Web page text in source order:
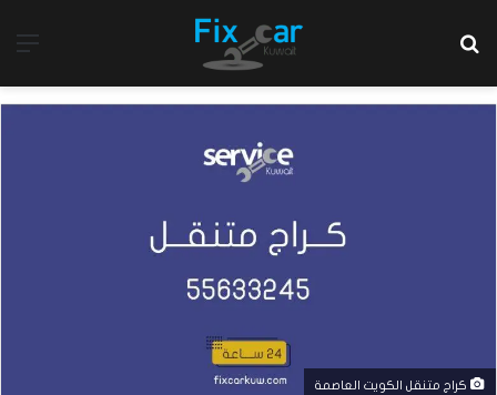
كراج متنقل الكويت العاصمة